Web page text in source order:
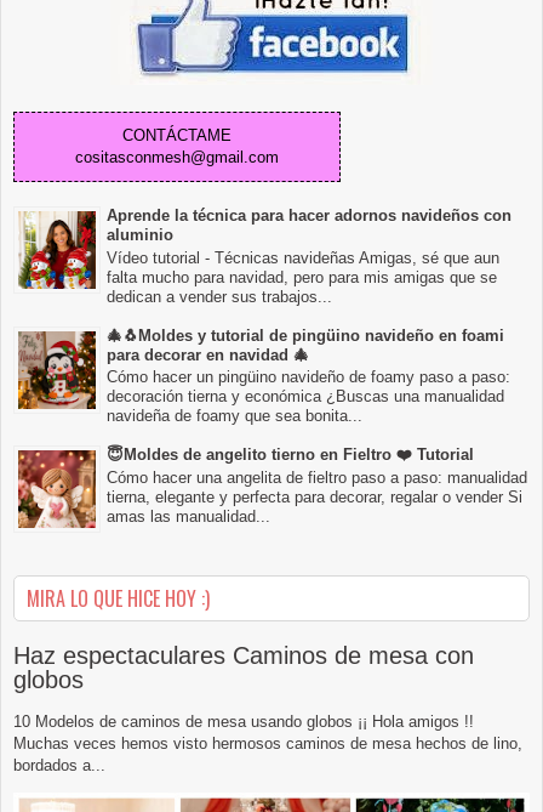
CONTÁCTAME
cositasconmesh@gmail.com
Aprende la técnica para hacer adornos navideños con
aluminio
Vídeo tutorial - Técnicas navideñas Amigas, sé que aun
falta mucho para navidad, pero para mis amigas que se
dedican a vender sus trabajos...
🎄🐧Moldes y tutorial de pingüino navideño en foami
para decorar en navidad 🎄
Cómo hacer un pingüino navideño de foamy paso a paso:
decoración tierna y económica ¿Buscas una manualidad
navideña de foamy que sea bonita...
😇Moldes de angelito tierno en Fieltro ❤️ Tutorial
Cómo hacer una angelita de fieltro paso a paso: manualidad
tierna, elegante y perfecta para decorar, regalar o vender Si
amas las manualidad...
MIRA LO QUE HICE HOY :)
Haz espectaculares Caminos de mesa con
globos
10 Modelos de caminos de mesa usando globos ¡¡ Hola amigos !!
Muchas veces hemos visto hermosos caminos de mesa hechos de lino,
bordados a...